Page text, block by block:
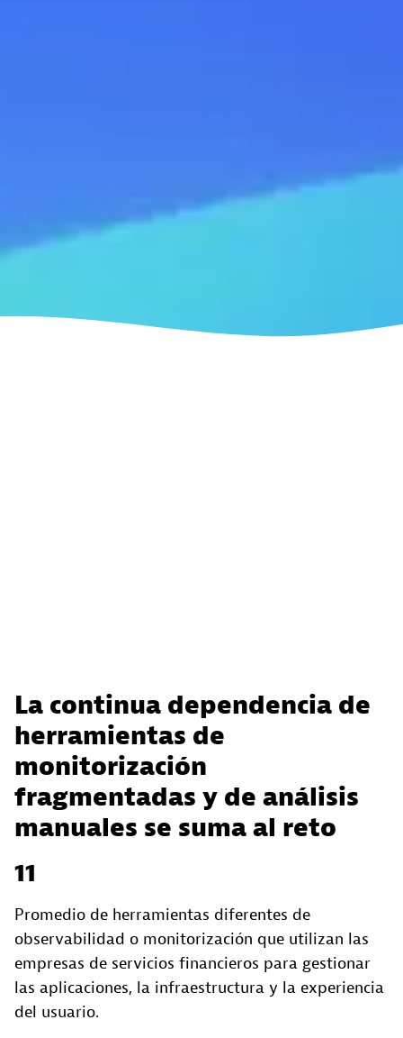
La continua dependencia de
herramientas de
monitorización
fragmentadas y de análisis
manuales se suma al reto
11
Promedio de herramientas diferentes de
observabilidad o monitorización que utilizan las
empresas de servicios financieros para gestionar
las aplicaciones, la infraestructura y la experiencia
del usuario.